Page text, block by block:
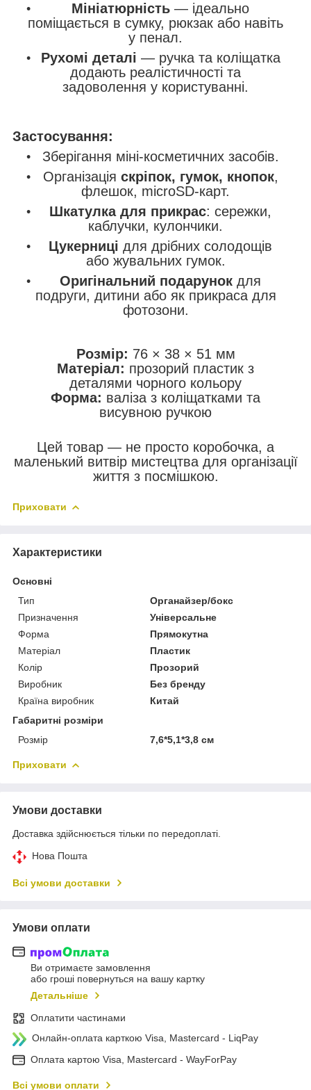
Мініатюрність — ідеально
поміщається в сумку, рюкзак або навіть
у пенал.
Рухомі деталі — ручка та коліщатка
додають реалістичності та
задоволення у користуванні.
Застосування:
Зберігання міні-косметичних засобів.
Організація скріпок, гумок, кнопок,
флешок, microSD-карт.
Шкатулка для прикрас: сережки,
каблучки, кулончики.
Цукерниці для дрібних солодощів
або жувальних гумок.
Оригінальний подарунок для
подруги, дитини або як прикраса для
фотозони.
Розмір: 76 × 38 × 51 мм
Матеріал: прозорий пластик з
деталями чорного кольору
Форма: валіза з коліщатками та
висувною ручкою
Цей товар — не просто коробочка, а
маленький витвір мистецтва для організації
життя з посмішкою.
Приховати
Характеристики
Основні
Тип
Органайзер/бокс
Призначення
Універсальне
Форма
Прямокутна
Матеріал
Пластик
Колір
Прозорий
Виробник
Без бренду
Країна виробник
Китай
Габаритні розміри
Розмір
7,6*5,1*3,8 см
Приховати
Умови доставки
Доставка здійснюється тільки по передоплаті.
Нова Пошта
Всі умови доставки
Умови оплати
Ви отримаєте замовлення
або гроші повернуться на вашу картку
Детальніше
Оплатити частинами
Онлайн-оплата карткою Visa, Mastercard - LiqPay
Оплата картою Visa, Mastercard - WayForPay
Всі умови оплати